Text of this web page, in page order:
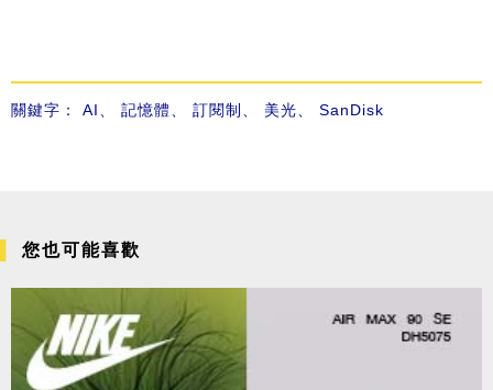
關鍵字： AI 記憶體 訂閱制 美光 SanDisk
您也可能喜歡